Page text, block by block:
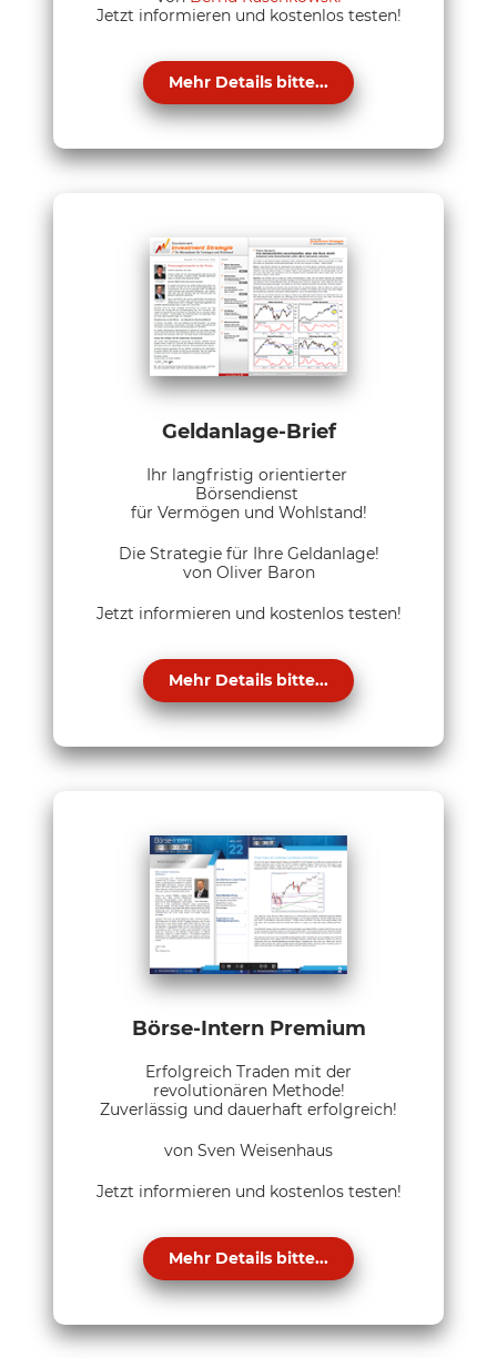
Jetzt informieren und kostenlos testen!
Mehr Details bitte...
Geldanlage-Brief
Ihr langfristig orientierter
Börsendienst
für Vermögen und Wohlstand!
Die Strategie für Ihre Geldanlage!
von Oliver Baron
Jetzt informieren und kostenlos testen!
Mehr Details bitte...
Börse-Intern Premium
Erfolgreich Traden mit der
revolutionären Methode!
Zuverlässig und dauerhaft erfolgreich!
von Sven Weisenhaus
Jetzt informieren und kostenlos testen!
Mehr Details bitte...